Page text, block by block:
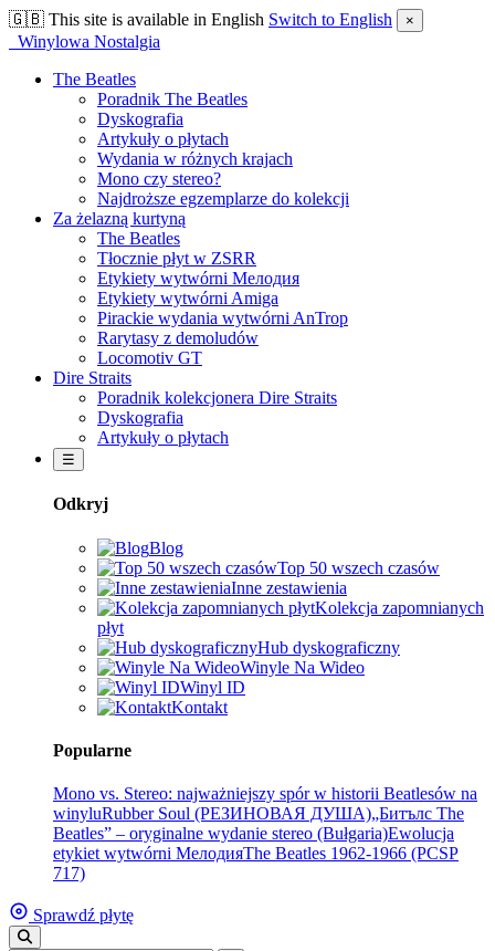
🇬🇧 This site is available in English Switch to English ×
Winylowa Nostalgia
The Beatles
Poradnik The Beatles
Dyskografia
Artykuły o płytach
Wydania w różnych krajach
Mono czy stereo?
Najdroższe egzemplarze do kolekcji
Za żelazną kurtyną
The Beatles
Tłocznie płyt w ZSRR
Etykiety wytwórni Мелодия
Etykiety wytwórni Amiga
Pirackie wydania wytwórni AnTrop
Rarytasy z demoludów
Locomotiv GT
Dire Straits
Poradnik kolekcjonera Dire Straits
Dyskografia
Artykuły o płytach
☰
Odkryj
Blog
Top 50 wszech czasów
Inne zestawienia
Kolekcja zapomnianych
płyt
Hub dyskograficzny
Winyle Na Wideo
Winyl ID
Kontakt
Popularne
Mono vs. Stereo: najważniejszy spór w historii Beatlesów na
winyluRubber Soul (РЕЗИНОВАЯ ДУША)„Битълс The
Beatles” – oryginalne wydanie stereo (Bułgaria)Ewolucja
etykiet wytwórni МелодияThe Beatles 1962-1966 (PCSP
717)
Sprawdź płytę